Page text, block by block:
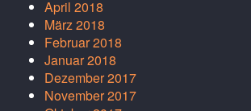
April 2018
März 2018
Februar 2018
Januar 2018
Dezember 2017
November 2017